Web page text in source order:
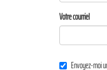
Votre courriel
Envoyez-moi